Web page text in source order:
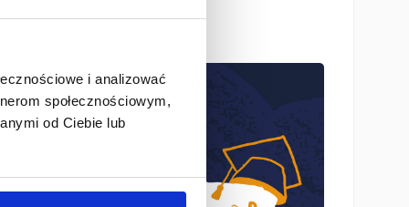
i analizować
społecznościowym,
od Ciebie lub